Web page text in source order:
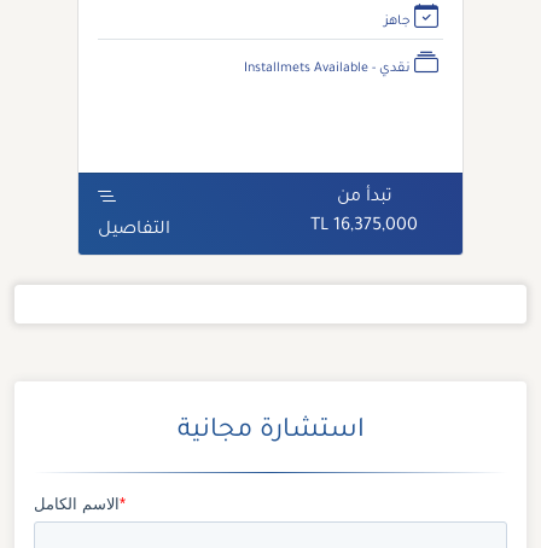
جاهز
نقدي - Installmets Available
تبدأ من
16,375,000 TL
التفاصيل
استشارة مجانية